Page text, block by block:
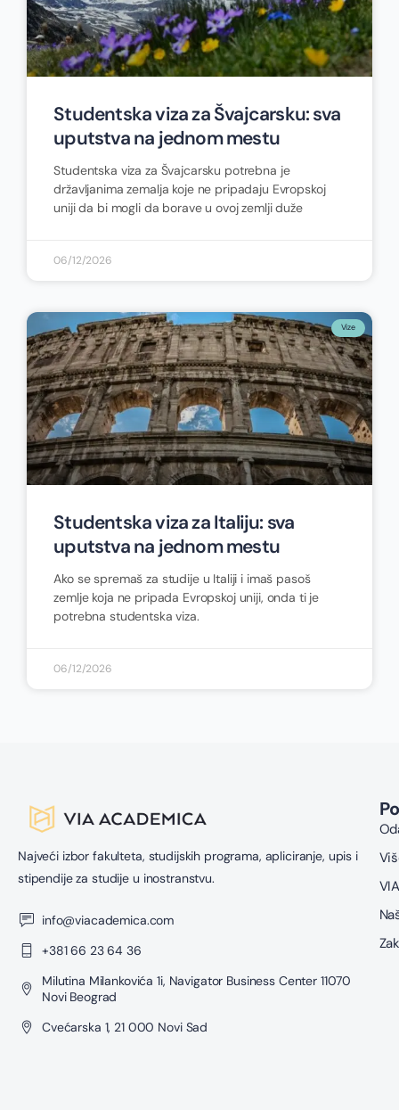
Studentska viza za Švajcarsku: sva
uputstva na jednom mestu
Studentska viza za Švajcarsku potrebna je
državljanima zemalja koje ne pripadaju Evropskoj
uniji da bi mogli da borave u ovoj zemlji duže
06/12/2026
Vize
Studentska viza za Italiju: sva
uputstva na jednom mestu
Ako se spremaš za studije u Italiji i imaš pasoš
zemlje koja ne pripada Evropskoj uniji, onda ti je
potrebna studentska viza.
06/12/2026
Najveći izbor fakulteta, studijskih programa, apliciranje, upis i
stipendije za studije u inostranstvu.
info@viacademica.com
+381 66 23 64 36
Milutina Milankovića 1i, Navigator Business Center 11070
Novi Beograd
Cvećarska 1, 21 000 Novi Sad